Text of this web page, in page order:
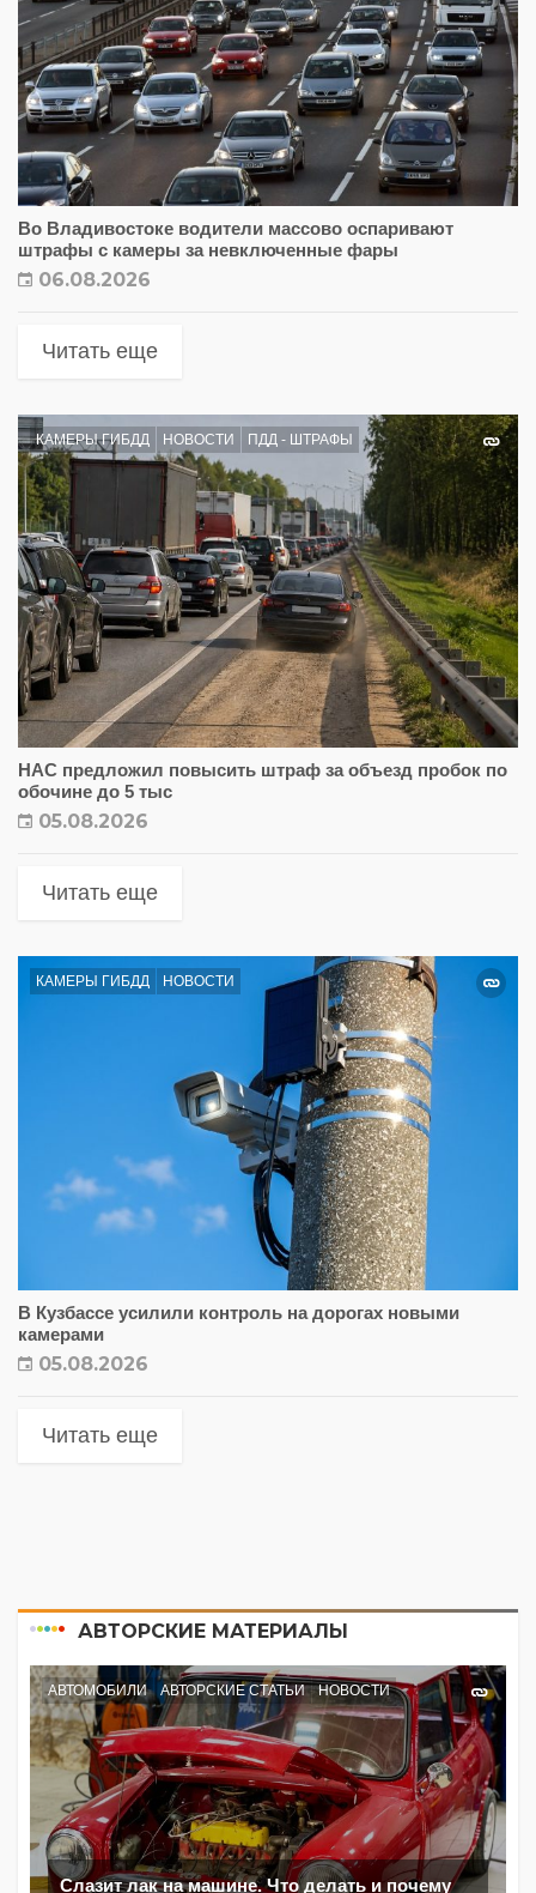
Во Владивостоке водители массово оспаривают
штрафы с камеры за невключенные фары
06.08.2026
Читать еще
КАМЕРЫ ГИБДД НОВОСТИ ПДД - ШТРАФЫ
НАС предложил повысить штраф за объезд пробок по
обочине до 5 тыс
05.08.2026
Читать еще
КАМЕРЫ ГИБДД НОВОСТИ
В Кузбассе усилили контроль на дорогах новыми
камерами
05.08.2026
Читать еще
АВТОРСКИЕ МАТЕРИАЛЫ
АВТОМОБИЛИ АВТОРСКИЕ СТАТЬИ НОВОСТИ
Слазит лак на машине. Что делать и почему